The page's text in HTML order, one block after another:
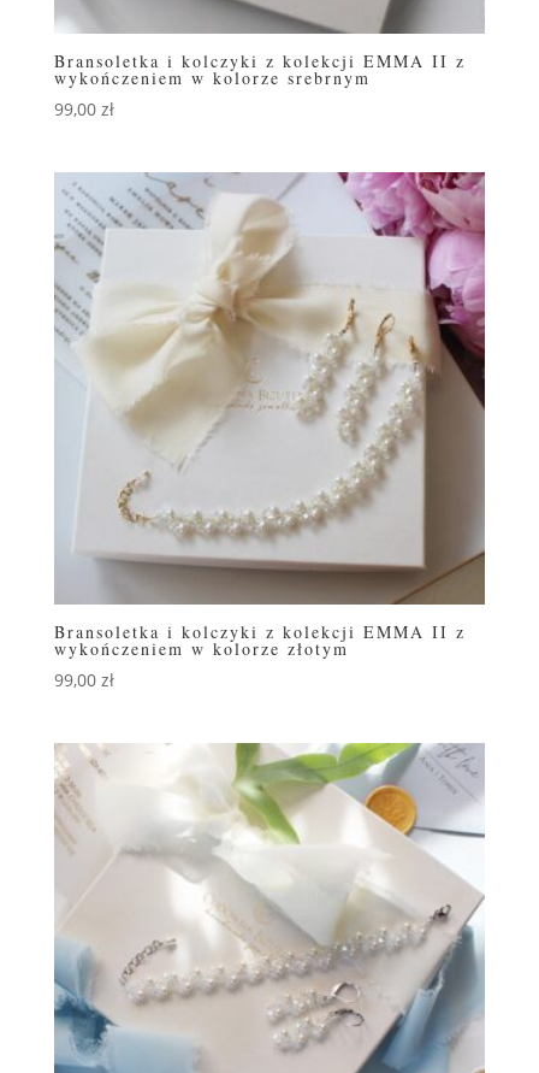
Bransoletka i kolczyki z kolekcji EMMA II z
wykończeniem w kolorze srebrnym
99,00 zł
Bransoletka i kolczyki z kolekcji EMMA II z
wykończeniem w kolorze złotym
99,00 zł